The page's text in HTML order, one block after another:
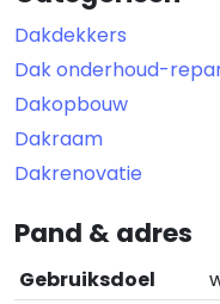
Dakdekkers
Dak onderhoud-
Dakopbouw
Dakraam
Dakrenovatie
Pand & adres
Gebruiksdoel